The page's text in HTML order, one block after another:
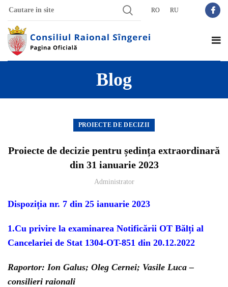
RO RU
Blog
PROIECTE DE DECIZII
Proiecte de decizie pentru ședința extraordinară
din 31 ianuarie 2023
Administrator
Dispoziția nr. 7 din 25 ianuarie 2023
1.Cu privire la examinarea Notificării OT Bălți al
Cancelariei de Stat 1304-OT-851 din 20.12.2022
Raportor: Ion Galus; Oleg Cernei; Vasile Luca –
consilieri raionali